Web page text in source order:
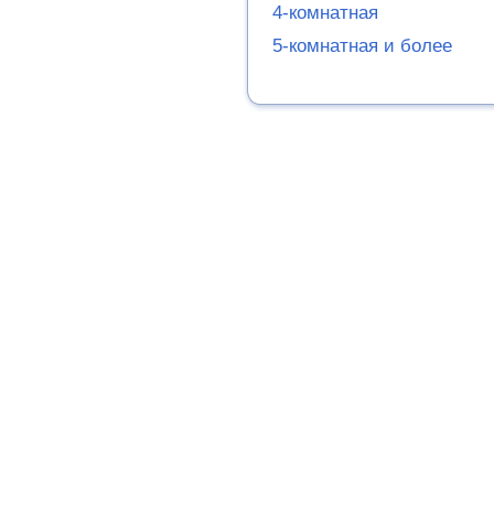
4-комнатная
5-комнатная и более